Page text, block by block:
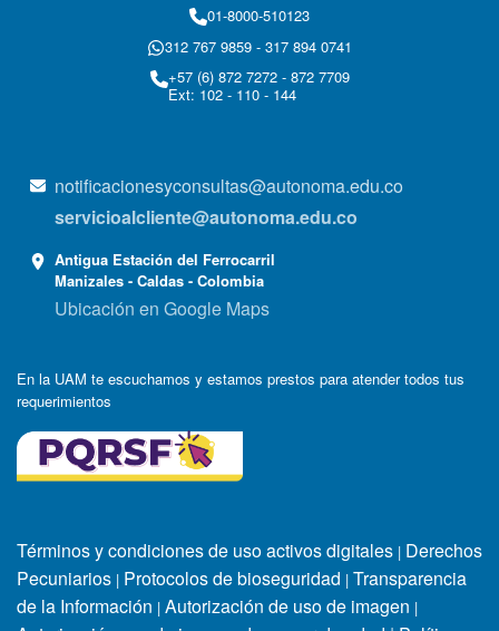
01-8000-510123
312 767 9859 - 317 894 0741
+57 (6) 872 7272 - 872 7709
Ext: 102 - 110 - 144
notificacionesyconsultas@autonoma.edu.co
servicioalcliente@autonoma.edu.co
Antigua Estación del Ferrocarril
Manizales - Caldas - Colombia
Ubicación en Google Maps
En la UAM te escuchamos y estamos prestos para atender todos tus
requerimientos
Términos y condiciones de uso activos digitales | Derechos
Pecuniarios | Protocolos de bioseguridad | Transparencia
de la Información | Autorización de uso de imagen |